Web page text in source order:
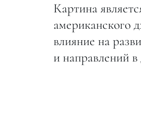
Картина
американского
влияние на
и направлений